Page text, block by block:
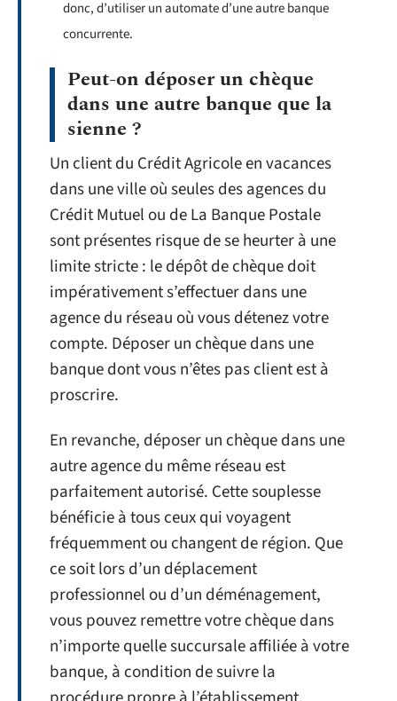
donc, d’utiliser un automate d’une autre banque
concurrente.
Peut-on déposer un chèque
dans une autre banque que la
sienne ?
Un client du Crédit Agricole en vacances
dans une ville où seules des agences du
Crédit Mutuel ou de La Banque Postale
sont présentes risque de se heurter à une
limite stricte : le dépôt de chèque doit
impérativement s’effectuer dans une
agence du réseau où vous détenez votre
compte. Déposer un chèque dans une
banque dont vous n’êtes pas client est à
proscrire.
En revanche, déposer un chèque dans une
autre agence du même réseau est
parfaitement autorisé. Cette souplesse
bénéficie à tous ceux qui voyagent
fréquemment ou changent de région. Que
ce soit lors d’un déplacement
professionnel ou d’un déménagement,
vous pouvez remettre votre chèque dans
n’importe quelle succursale affiliée à votre
banque, à condition de suivre la